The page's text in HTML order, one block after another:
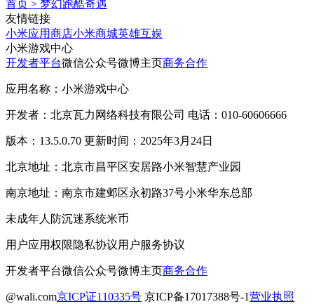
首页 > 梦幻跑酷奇遇
友情链接
小米应用商店小米商城英雄互娱
小米游戏中心
开发者平台微信公众号微博主页商务合作
应用名称：小米游戏中心
开发者：北京瓦力网络科技有限公司 电话：010-60606666
版本：13.5.0.70 更新时间：2025年3月24日
北京地址：北京市昌平区安居路小米智慧产业园
南京地址：南京市建邺区永初路37号小米华东总部
未成年人防沉迷系统米币
用户应用权限隐私协议用户服务协议
开发者平台微信公众号微博主页商务合作
@wali.com京ICP证110335号 京ICP备17017388号-1营业执照